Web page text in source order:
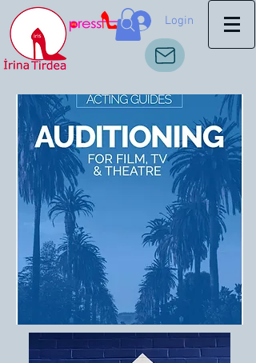
Login